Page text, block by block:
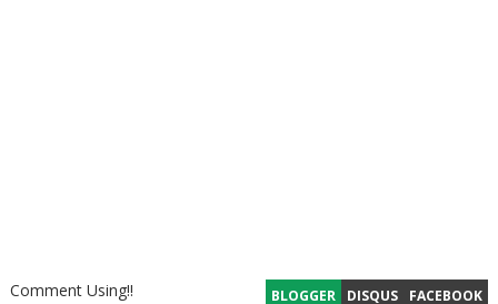
BLOGGER DISQUS FACEBOOK
Comment Using!!